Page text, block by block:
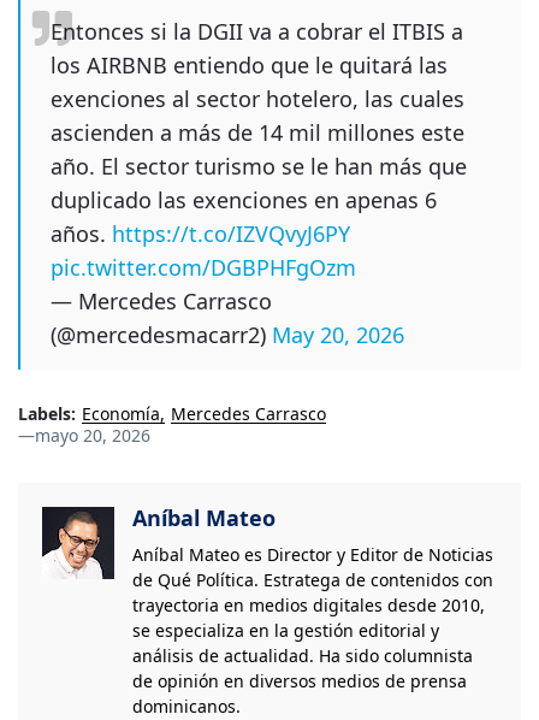
Entonces si la DGII va a cobrar el ITBIS a
los AIRBNB entiendo que le quitará las
exenciones al sector hotelero, las cuales
ascienden a más de 14 mil millones este
año. El sector turismo se le han más que
duplicado las exenciones en apenas 6
años. https://t.co/IZVQvyJ6PY
pic.twitter.com/DGBPHFgOzm
— Mercedes Carrasco
(@mercedesmacarr2) May 20, 2026
Labels: Economía Mercedes Carrasco
—mayo 20, 2026
Aníbal Mateo
Aníbal Mateo es Director y Editor de Noticias
de Qué Política. Estratega de contenidos con
trayectoria en medios digitales desde 2010,
se especializa en la gestión editorial y
análisis de actualidad. Ha sido columnista
de opinión en diversos medios de prensa
dominicanos.